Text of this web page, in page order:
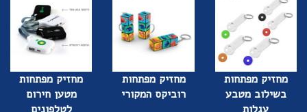
מחזיק מפתחות
בשילוב מטבע
מחזיק מפתחות
רוביקס המקורי
מחזיק מפתחות
מטען חירום